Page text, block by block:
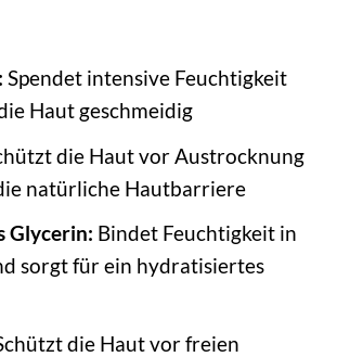
Spendet intensive Feuchtigkeit
Haut geschmeidig
die Haut vor Austrocknung
natürliche Hautbarriere
Glycerin: Bindet Feuchtigkeit in
sorgt für ein hydratisiertes
die Haut vor freien